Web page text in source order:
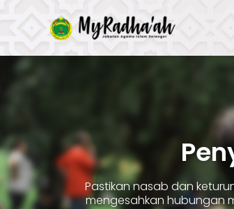
Skip
to
content
Pastikan nasab dan
mengesahkan hubungan